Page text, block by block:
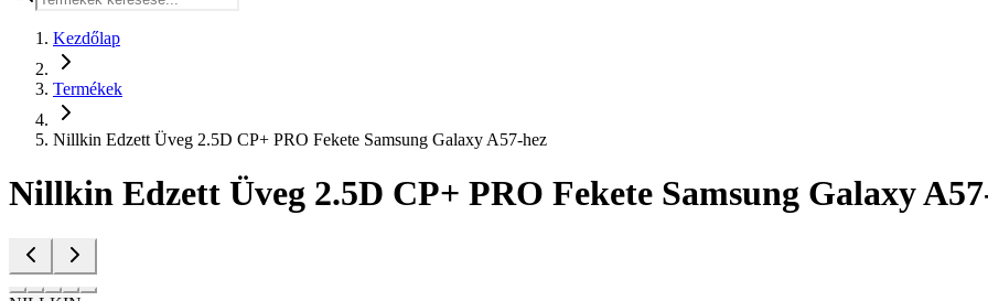
Kezdőlap
Termékek
Nillkin Edzett Üveg 2.5D CP+ PRO Fekete Samsung Galaxy A57-hez
Nillkin Edzett Üveg 2.5D CP+ PRO Fekete Samsung Galaxy